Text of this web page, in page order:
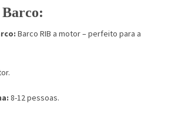
Barco RIB a motor – perfeito para a
8-12 pessoas.